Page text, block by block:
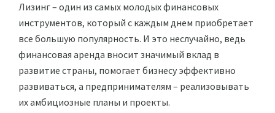
Лизинг – один из самых молодых финансовых
инструментов, который с каждым днем приобретает
все большую популярность. И это неслучайно, ведь
финансовая аренда вносит значимый вклад в
развитие страны, помогает бизнесу эффективно
развиваться, а предпринимателям – реализовывать
их амбициозные планы и проекты.